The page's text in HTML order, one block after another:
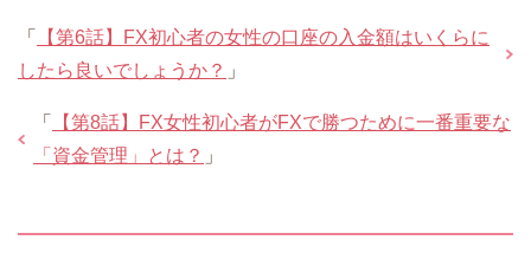
「
【第6話】FX初心者の女性の口座の入金額はいくらに
したら良いでしょうか？ 」
「
【第8話】FX女性初心者がFXで勝つために一番重要な
「資金管理」とは？ 」